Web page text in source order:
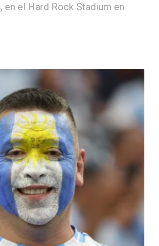
en el Hard Rock Stadium en